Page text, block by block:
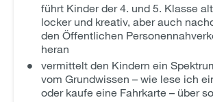
führt Kinder der 4. und 5. Klasse
locker und kreativ, aber auch
den Öffentlichen
heran
vermittelt den Kindern ein
vom Grundwissen – wie lese ich
oder kaufe eine Fahrkarte – über